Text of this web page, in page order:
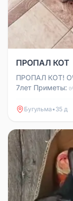
ПРОПАЛ КОТ
ПРОПАЛ КОТ!
7лет Приметы:
Бугульма• 35 д